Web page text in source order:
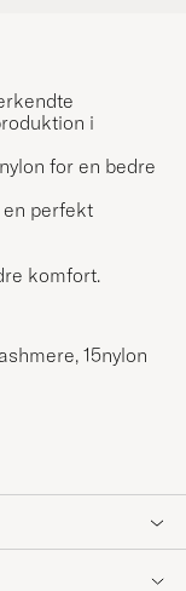
i
for en bedre
en perfekt
komfort.
15nylon